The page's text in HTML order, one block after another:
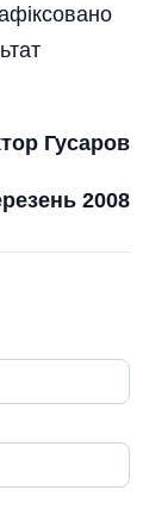
Гусаров
2008